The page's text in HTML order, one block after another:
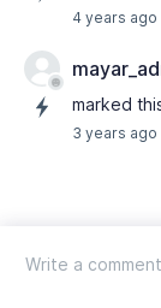
4 years ago
marked
3 years ago